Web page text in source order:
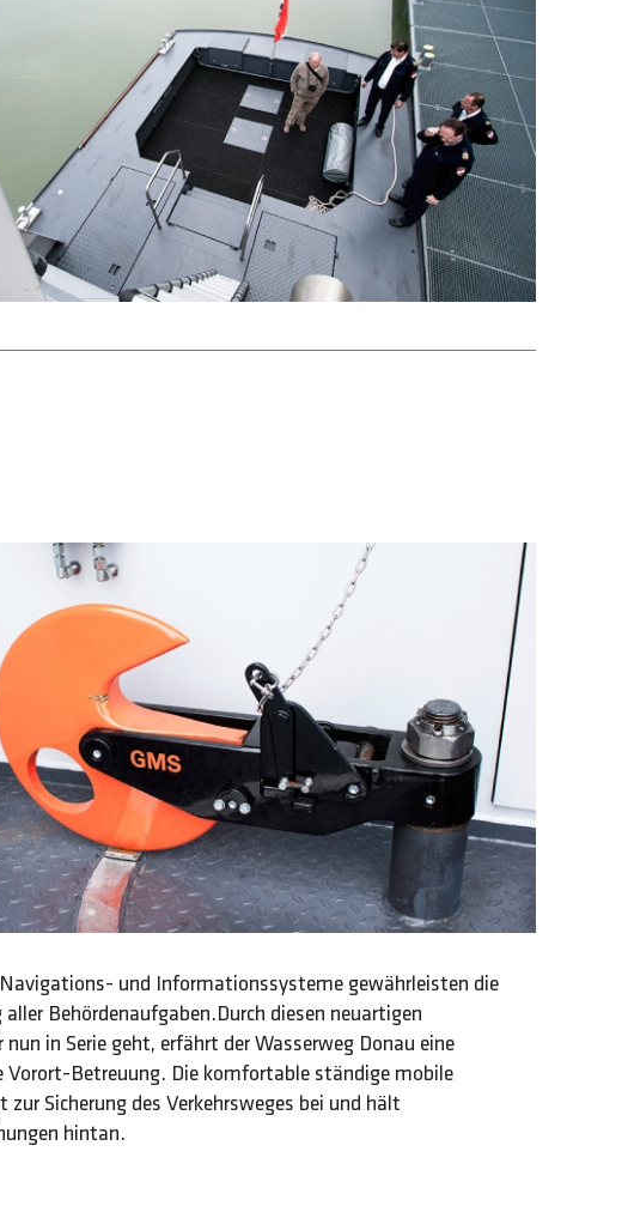
und Informationssysteme gewährleisten die
Behördenaufgaben.Durch diesen neuartigen
in Serie geht, erfährt der Wasserweg Donau eine
Vorort-Betreuung. Die komfortable ständige mobile
zur Sicherung des Verkehrsweges bei und hält
hintan.